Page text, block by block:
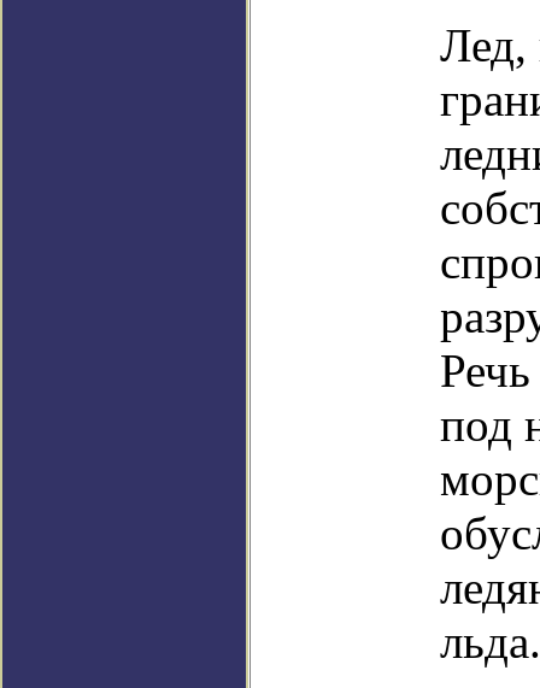
Лед,
под
льда.